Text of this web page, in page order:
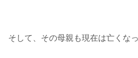
そして、その母親も現在は亡くな